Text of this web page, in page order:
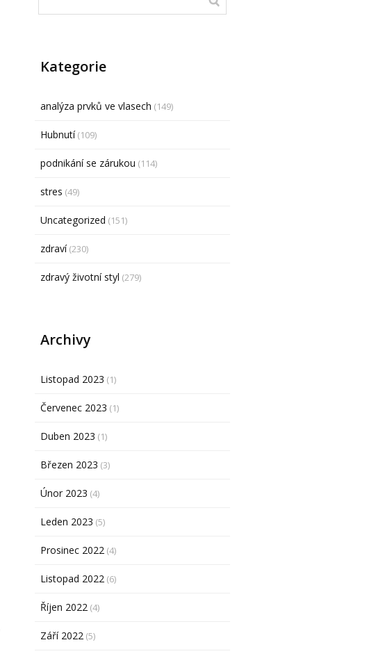
Kategorie
analýza prvků ve vlasech (149)
Hubnutí(109)
podnikání se zárukou (114)
stres (49)
Uncategorized (151)
zdraví(230)
zdravý životní styl (279)
Archivy
Listopad 2023 (1)
Červenec 2023 (1)
Duben 2023 (1)
Březen 2023 (3)
Únor 2023 (4)
Leden 2023 (5)
Prosinec 2022 (4)
Listopad 2022 (6)
Říjen 2022 (4)
Září 2022 (5)